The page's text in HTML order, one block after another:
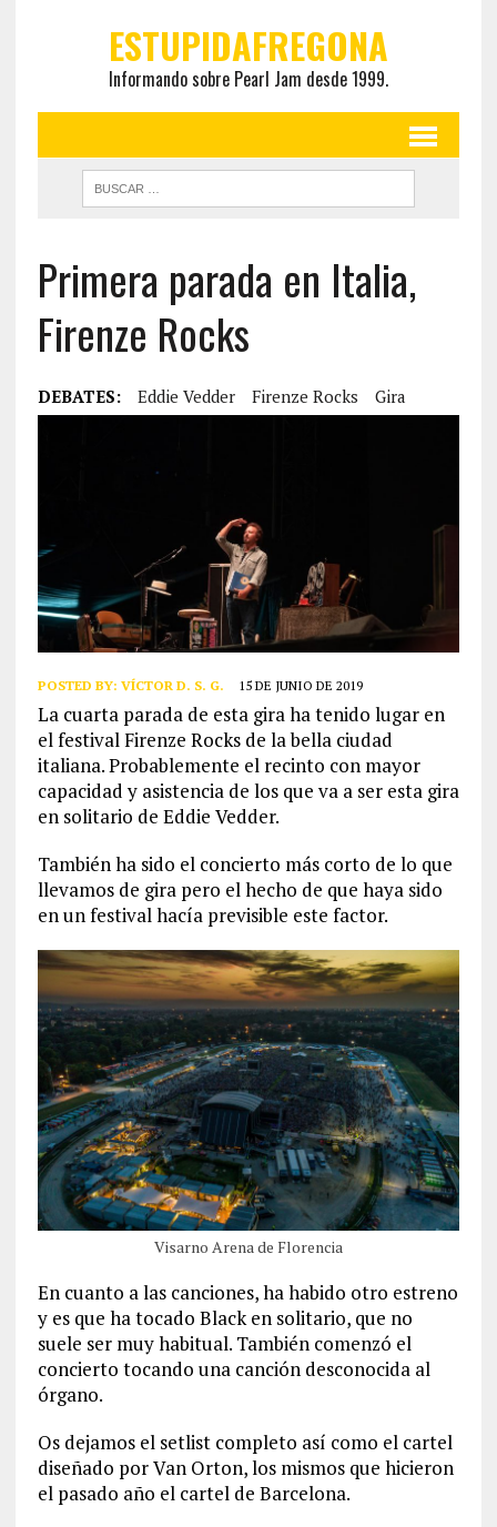
ESTUPIDAFREGONA
Informando sobre Pearl Jam desde 1999.
Primera parada en Italia,
Firenze Rocks
DEBATES: Eddie Vedder Firenze Rocks Gira
POSTED BY: VÍCTOR D. S. G. 15 DE JUNIO DE 2019
La cuarta parada de esta gira ha tenido lugar en
el festival Firenze Rocks de la bella ciudad
italiana. Probablemente el recinto con mayor
capacidad y asistencia de los que va a ser esta gira
en solitario de Eddie Vedder.
También ha sido el concierto más corto de lo que
llevamos de gira pero el hecho de que haya sido
en un festival hacía previsible este factor.
Visarno Arena de Florencia
En cuanto a las canciones, ha habido otro estreno
y es que ha tocado Black en solitario, que no
suele ser muy habitual. También comenzó el
concierto tocando una canción desconocida al
órgano.
Os dejamos el setlist completo así como el cartel
diseñado por Van Orton, los mismos que hicieron
el pasado año el cartel de Barcelona.